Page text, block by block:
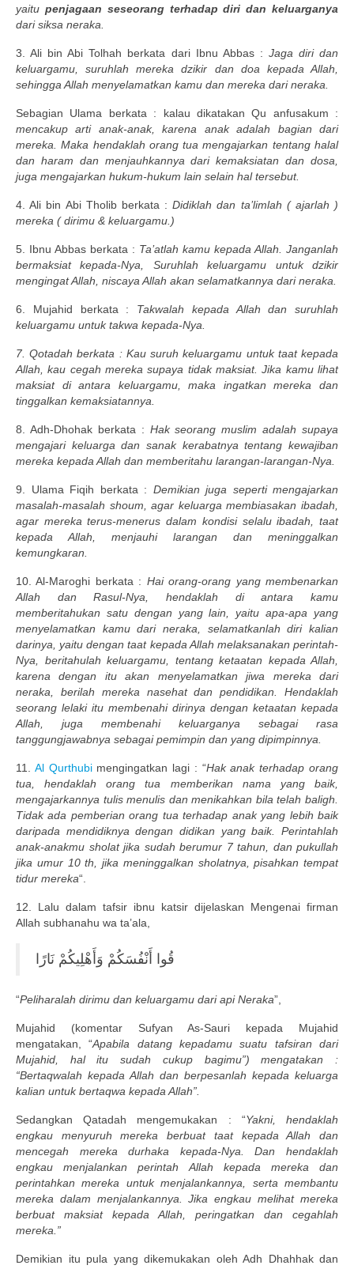
yaitu penjagaan seseorang terhadap diri dan keluarganya
dari siksa neraka.
3. Ali bin Abi Tolhah berkata dari Ibnu Abbas : Jaga diri dan
keluargamu, suruhlah mereka dzikir dan doa kepada Allah,
sehingga Allah menyelamatkan kamu dan mereka dari neraka.
Sebagian Ulama berkata : kalau dikatakan Qu anfusakum :
mencakup arti anak-anak, karena anak adalah bagian dari
mereka. Maka hendaklah orang tua mengajarkan tentang halal
dan haram dan menjauhkannya dari kemaksiatan dan dosa,
juga mengajarkan hukum-hukum lain selain hal tersebut.
4. Ali bin Abi Tholib berkata : Didiklah dan ta’limlah ( ajarlah )
mereka ( dirimu & keluargamu.)
5. Ibnu Abbas berkata : Ta’atlah kamu kepada Allah. Janganlah
bermaksiat kepada-Nya, Suruhlah keluargamu untuk dzikir
mengingat Allah, niscaya Allah akan selamatkannya dari neraka.
6. Mujahid berkata : Takwalah kepada Allah dan suruhlah
keluargamu untuk takwa kepada-Nya.
7. Qotadah berkata : Kau suruh keluargamu untuk taat kepada
Allah, kau cegah mereka supaya tidak maksiat. Jika kamu lihat
maksiat di antara keluargamu, maka ingatkan mereka dan
tinggalkan kemaksiatannya.
8. Adh-Dhohak berkata : Hak seorang muslim adalah supaya
mengajari keluarga dan sanak kerabatnya tentang kewajiban
mereka kepada Allah dan memberitahu larangan-larangan-Nya.
9. Ulama Fiqih berkata : Demikian juga seperti mengajarkan
masalah-masalah shoum, agar keluarga membiasakan ibadah,
agar mereka terus-menerus dalam kondisi selalu ibadah, taat
kepada Allah, menjauhi larangan dan meninggalkan
kemungkaran.
10. Al-Maroghi berkata : Hai orang-orang yang membenarkan
Allah dan Rasul-Nya, hendaklah di antara kamu
memberitahukan satu dengan yang lain, yaitu apa-apa yang
menyelamatkan kamu dari neraka, selamatkanlah diri kalian
darinya, yaitu dengan taat kepada Allah melaksanakan perintah-
Nya, beritahulah keluargamu, tentang ketaatan kepada Allah,
karena dengan itu akan menyelamatkan jiwa mereka dari
neraka, berilah mereka nasehat dan pendidikan. Hendaklah
seorang lelaki itu membenahi dirinya dengan ketaatan kepada
Allah, juga membenahi keluarganya sebagai rasa
tanggungjawabnya sebagai pemimpin dan yang dipimpinnya.
11. Al Qurthubimengingatkan lagi : “Hak anak terhadap orang
tua, hendaklah orang tua memberikan nama yang baik,
mengajarkannya tulis menulis dan menikahkan bila telah baligh.
Tidak ada pemberian orang tua terhadap anak yang lebih baik
daripada mendidiknya dengan didikan yang baik. Perintahlah
anak-anakmu sholat jika sudah berumur 7 tahun, dan pukullah
jika umur 10 th, jika meninggalkan sholatnya, pisahkan tempat
tidur mereka“.
12. Lalu dalam tafsir ibnu katsir dijelaskan Mengenai firman
Allah subhanahu wa ta’ala,
قُوا أَنْفُسَكُمْ وَأَهْلِيكُمْ نَارًا
“Peliharalah dirimu dan keluargamu dari api Neraka”,
Mujahid (komentar Sufyan As-Sauri kepada Mujahid
mengatakan, “Apabila datang kepadamu suatu tafsiran dari
Mujahid, hal itu sudah cukup bagimu”) mengatakan :
“Bertaqwalah kepada Allah dan berpesanlah kepada keluarga
kalian untuk bertaqwa kepada Allah”.
Sedangkan Qatadah mengemukakan : “Yakni, hendaklah
engkau menyuruh mereka berbuat taat kepada Allah dan
mencegah mereka durhaka kepada-Nya. Dan hendaklah
engkau menjalankan perintah Allah kepada mereka dan
perintahkan mereka untuk menjalankannya, serta membantu
mereka dalam menjalankannya. Jika engkau melihat mereka
berbuat maksiat kepada Allah, peringatkan dan cegahlah
mereka.”
Demikian itu pula yang dikemukakan oleh Adh Dhahhak dan